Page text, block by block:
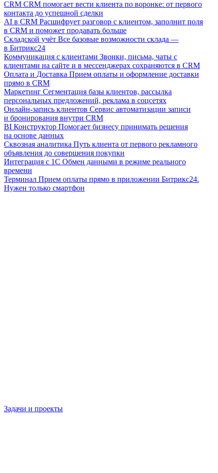
CRM CRM помогает вести клиента по воронке: от первого
контакта до успешной сделки
AI в CRM Расшифрует разговор с клиентом, заполнит поля
в CRM и поможет продавать больше
Складской учёт Все базовые возможности склада —
в Битрикс24
Коммуникация с клиентами Звонки, письма, чаты с
клиентами на сайте и в мессенджерах сохраняются в CRM
Оплата и Доставка Прием оплаты и оформление доставки
прямо в CRM
Маркетинг Сегментация базы клиентов, рассылка
персональных предложений, реклама в соцсетях
Онлайн-запись клиентов Сервис автоматизации записи
и бронирования внутри CRM
BI Конструктор Помогает бизнесу принимать решения
на основе данных
Сквозная аналитика Путь клиента от первого рекламного
объявления до совершения покупки
Интеграция с 1С Обмен данными в режиме реального
времени
Терминал Прием оплаты прямо в приложении Битрикс24.
Нужен только смартфон
Задачи и проекты